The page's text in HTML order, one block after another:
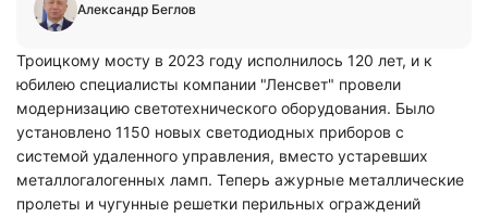
Александр Беглов
Троицкому мосту в 2023 году исполнилось 120 лет, и к
юбилею специалисты компании "Ленсвет" провели
модернизацию светотехнического оборудования. Было
установлено 1150 новых светодиодных приборов с
системой удаленного управления, вместо устаревших
металлогалогенных ламп. Теперь ажурные металлические
пролеты и чугунные решетки перильных ограждений